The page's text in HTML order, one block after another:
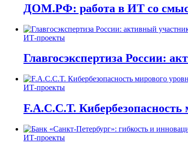
ДОМ.РФ: работа в ИТ со
ИТ-проекты
Главгосэкспертиза России:
ИТ-проекты
F.A.C.C.T. Кибербезопасность
ИТ-проекты